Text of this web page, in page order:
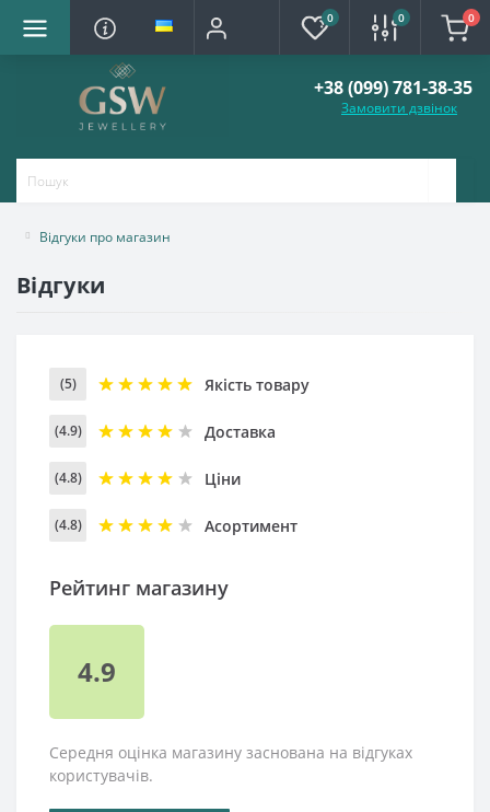
0 0 0
+38 (099) 781-38-35
Замовити дзвінок
Відгуки про магазин
Відгуки
Рейтинг магазину
4.9
Середня оцінка магазину заснована на відгуках
користувачів.
Якість товару
(5)
Доставка
(4.9)
Ціни
(4.8)
Асортимент
(4.8)